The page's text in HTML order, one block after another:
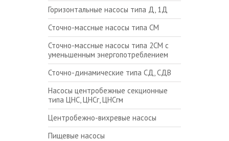
Горизонтальные насосы типа Д, 1Д
Сточно-массные насосы типа СМ
Сточно-массные насосы типа 2СМ с
уменьшенным энергопотреблением
Сточно-динамические типа СД, СДВ
Насосы центробежные секционные
типа ЦНС, ЦНСг, ЦНСгм
Центробежно-вихревые насосы
Пищевые насосы